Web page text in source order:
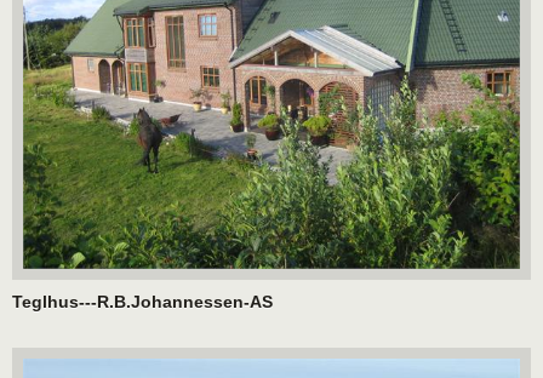
Teglhus---R.B.Johannessen-AS